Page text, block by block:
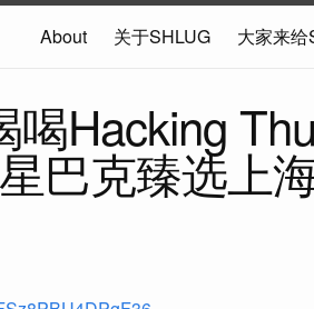
About 关于SHLUG 大家来给
Hacking
巴克臻选上